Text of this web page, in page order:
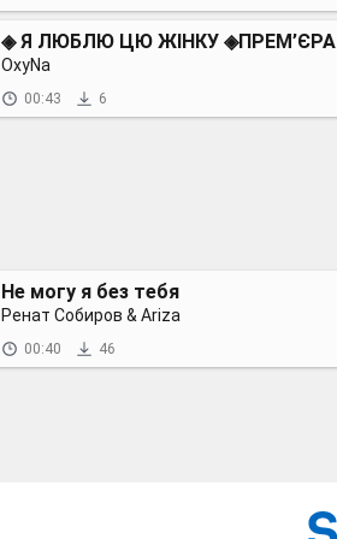
◈ Я ЛЮБЛЮ ЦЮ ЖІНКУ ◈ПРЕМ’ЄРА
OxyNa
00:43 6
Не могу я без тебя
Ренат Собиров & Ariza
00:40 46